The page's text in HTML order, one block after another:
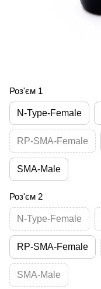
Роз'єм 1
N-Type-Female
RP-SMA-Female
SMA-Male
Роз'єм 2
N-Type-Female
RP-SMA-Female
SMA-Male